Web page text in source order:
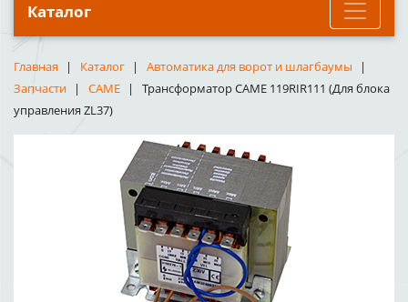
Каталог
Главная Каталог
Автоматика для ворот и шлагбаумы
Запчасти
CAME
Трансформатор CAME 119RIR111 (Для блока
управления ZL37)